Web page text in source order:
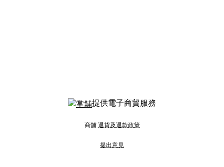
提供電子商貿服務
商舖 退貨及退款政策
提出意見